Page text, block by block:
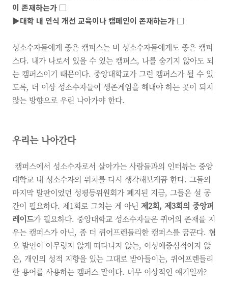
이 존재하는가 □
▶대학 내 인식 개선 교육이나 캠페인이 존재하는가 □
성소수자들에게 좋은 캠퍼스는 비 성소수자들에게도 좋은 캠퍼
스다. 내가 나로서 있을 수 있는 캠퍼스, 나를 숨기지 않아도 되
는 캠퍼스이기 때문이다. 중앙대학교가 그런 캠퍼스가 될 수 있
도록, 더 이상 성소수자들이 생존게임을 해내야 하는 곳이 되지
않는 방향으로 우린 나아가야 한다.
우리는 나아간다
캠퍼스에서 성소수자로서 살아가는 사람들과의 인터뷰는 중앙
대학교 내 성소수자의 위치를 다시 생각해보게끔 한다. 그들의
마지막 발판이었던 성평등위원회가 폐지된 지금, 그들은 설 공
간이 필요하다. 제1회로 그치는 게 아닌 제2회, 제3회의 중앙퍼
레이드가 필요하다. 중앙대학교 성소수자들은 퀴어의 존재를 지
우는 캠퍼스가 아닌, 좀 더 퀴어프렌들리한 캠퍼스를 꿈꾼다. 혐
오 발언이 아무렇지 않게 떠다니지 않는, 이성애중심적이지 않
은, 개인의 성적 지향을 있는 그대로 받아들이는, 퀴어프렌들리
한 용어를 사용하는 캠퍼스 말이다. 너무 이상적인 얘기일까?